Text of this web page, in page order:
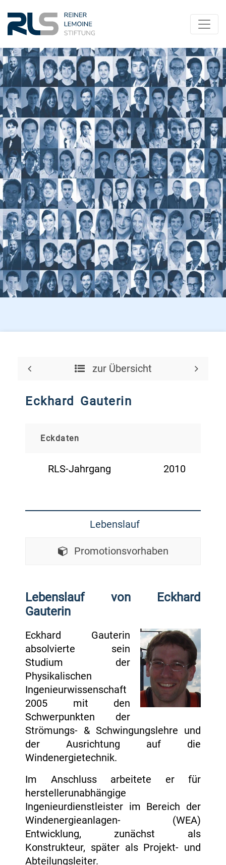
zur Übersicht
Eckhard Gauterin
Eckdaten
RLS-Jahrgang 2010
Lebenslauf
Promotionsvorhaben
Lebenslauf von Eckhard
Gauterin
Eckhard Gauterin
absolvierte sein
Studium der
Physikalischen
Ingenieurwissenschaft
2005 mit den
Schwerpunkten der
Strömungs- & Schwingungslehre und
der Ausrichtung auf die
Windenergietechnik.
Im Anschluss arbeitete er für
herstellerunabhängige
Ingenieurdienstleister im Bereich der
Windenergieanlagen- (WEA)
Entwicklung, zunächst als
Konstrukteur, später als Projekt- und
Abteilungsleiter.